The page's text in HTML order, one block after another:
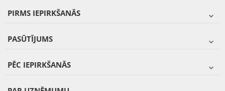
PIRMS IEPIRKŠANĀS
PASŪTĪJUMS
PĒC IEPIRKŠANĀS